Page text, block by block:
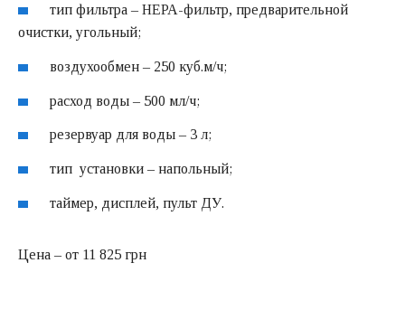
тип фильтра – НЕРА-фильтр, предварительной
очистки, угольный;
воздухообмен – 250 куб.м/ч;
расход воды – 500 мл/ч;
резервуар для воды – 3 л;
тип установки – напольный;
таймер, дисплей, пульт ДУ.
Цена – от 11 825 грн